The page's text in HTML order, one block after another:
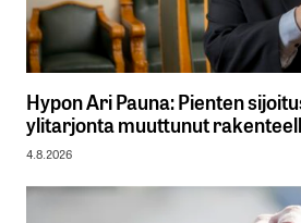
Hypon Ari Pauna: Pienten
ylitarjonta muuttunut
4.8.2026